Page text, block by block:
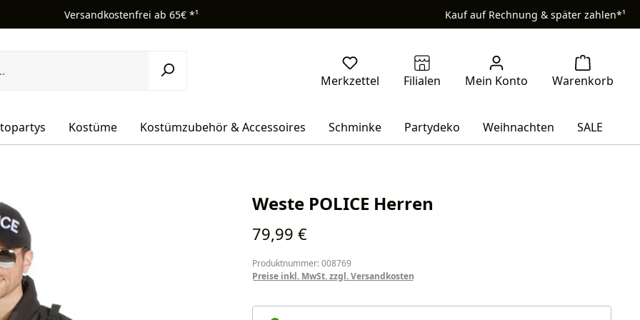
Versandkostenfrei ab 65€ *¹ Kauf auf Rechnung & später zahlen*¹
Kostüme Kostümzubehör & Accessoires Schminke Partydeko Weihnachten SALE
Weste POLICE Herren
Regulärer Preis:
79,99 €
Produktnummer: 008769
Preise inkl. MwSt. zzgl. Versandkosten